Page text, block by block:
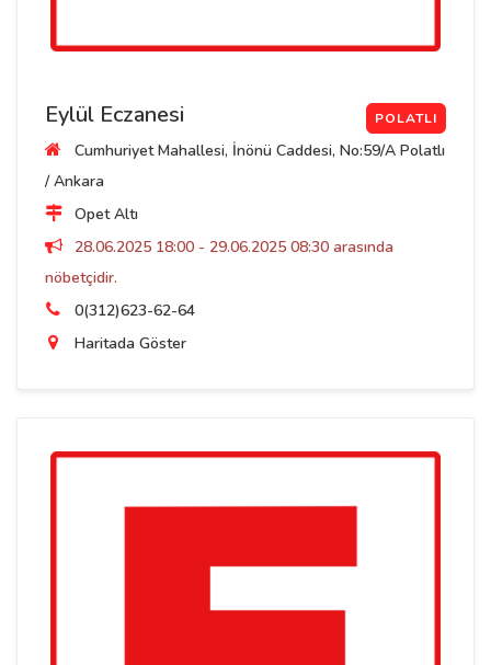
Eylül Eczanesi POLATLI
Cumhuriyet Mahallesi, İnönü Caddesi, No:59/A Polatlı
/ Ankara
Opet Altı
28.06.2025 18:00 - 29.06.2025 08:30 arasında
nöbetçidir.
0(312)623-62-64
Haritada Göster